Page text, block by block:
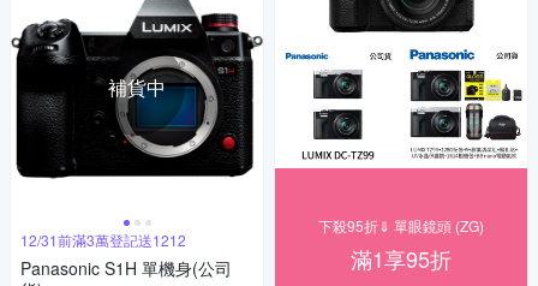
補貨中
12/31前滿3萬登記送1212
Panasonic S1H 單機身(公司
下殺95折⇓ 單眼鏡頭 (ZG)
滿1享95折